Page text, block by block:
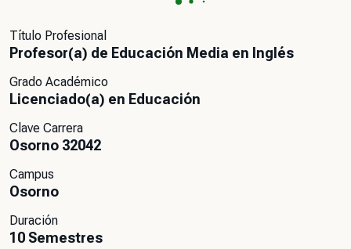
Título Profesional
Profesor(a) de Educación Media en Inglés
Grado Académico
Licenciado(a) en Educación
Clave Carrera
Osorno 32042
Campus
Osorno
Duración
10 Semestres